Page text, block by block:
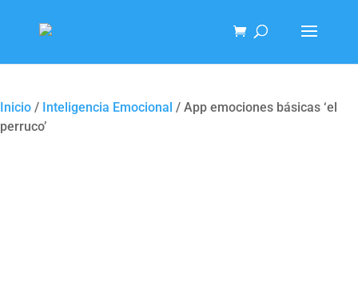
Inicio / Inteligencia Emocional / App emociones básicas ‘el
perruco’